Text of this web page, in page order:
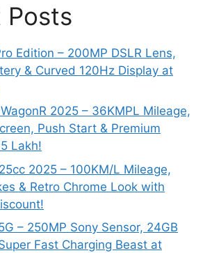
Posts
Edition – 200MP DSLR Lens,
& Curved 120Hz Display at
2025 – 36KMPL Mileage,
Push Start & Premium
Lakh!
2025 – 100KM/L Mileage,
& Retro Chrome Look with
– 250MP Sony Sensor, 24GB
Fast Charging Beast at